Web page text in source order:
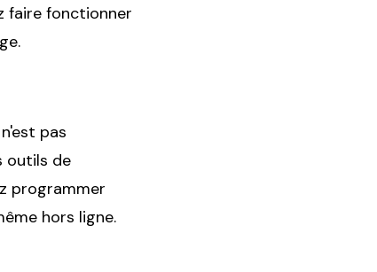
faire fonctionner
pas
outils de
programmer
hors ligne.